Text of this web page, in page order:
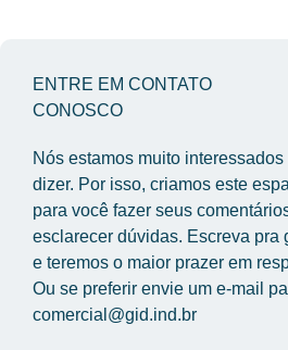
ENTRE EM CONTATO
CONOSCO
Nós estamos muito
dizer. Por isso, criamos este
para você fazer seus
esclarecer dúvidas. Escreva pra
e teremos o maior prazer em
Ou se preferir envie um e-mail
comercial@gid.ind.br